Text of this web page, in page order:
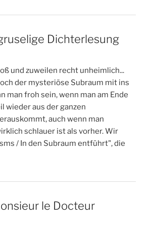
Dichterlesung
und zuweilen recht unheimlich...
der mysteriöse Subraum mit ins
man froh sein, wenn man am Ende
wieder aus der ganzen
auch wenn man
schlauer ist als vorher. Wir
/ In den Subraum entführt", die
le Docteur